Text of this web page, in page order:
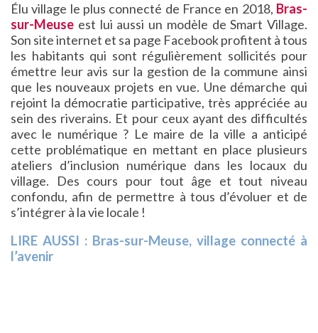
Élu village le plus connecté de France en 2018, Bras-
sur-Meuse est lui aussi un modèle de Smart Village.
Son site internet et sa page Facebook profitent à tous
les habitants qui sont régulièrement sollicités pour
émettre leur avis sur la gestion de la commune ainsi
que les nouveaux projets en vue. Une démarche qui
rejoint la démocratie participative, très appréciée au
sein des riverains. Et pour ceux ayant des difficultés
avec le numérique ? Le maire de la ville a anticipé
cette problématique en mettant en place plusieurs
ateliers d’inclusion numérique dans les locaux du
village. Des cours pour tout âge et tout niveau
confondu, afin de permettre à tous d’évoluer et de
s’intégrer à la vie locale !
LIRE AUSSI : Bras-sur-Meuse, village connecté à
l’avenir